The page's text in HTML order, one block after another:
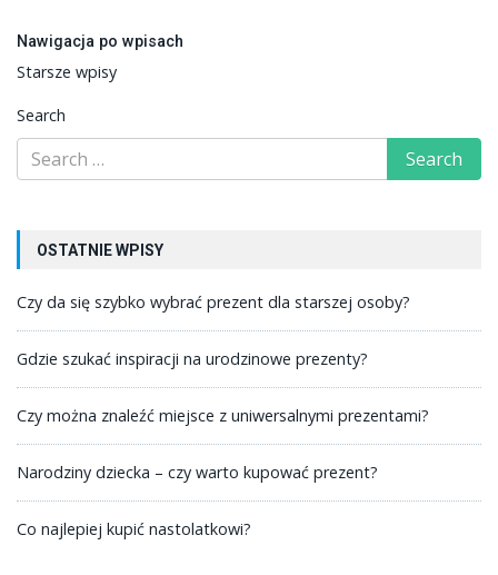
Nawigacja po wpisach
Starsze wpisy
Search
OSTATNIE WPISY
Czy da się szybko wybrać prezent dla starszej osoby?
Gdzie szukać inspiracji na urodzinowe prezenty?
Czy można znaleźć miejsce z uniwersalnymi prezentami?
Narodziny dziecka – czy warto kupować prezent?
Co najlepiej kupić nastolatkowi?